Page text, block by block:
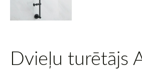
Dvieļu turētājs